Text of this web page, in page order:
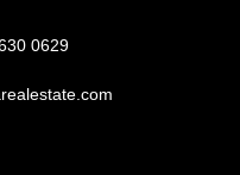
0629